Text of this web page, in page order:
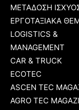
ΜΕΤΑΔΟΣΗ
ΕΡΓΟΤΑΞΙΑΚΑ
LOGISTICS &
MANAGEMENT
CAR & TRUCK
ECOTEC
ASCEN TEC
AGRO TEC